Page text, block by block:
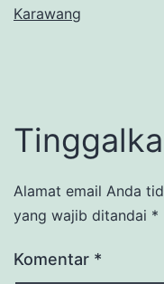
Karawang
Alamat email Anda
yang wajib ditandai *
Komentar *